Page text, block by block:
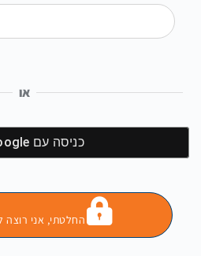
או
כניסה עם
החלטתי, אני רוצה